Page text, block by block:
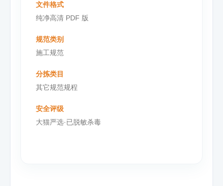
文件格式
纯净高清 PDF 版
规范类别
施工规范
分拣类目
其它规范规程
安全评级
大猫严选·已脱敏杀毒